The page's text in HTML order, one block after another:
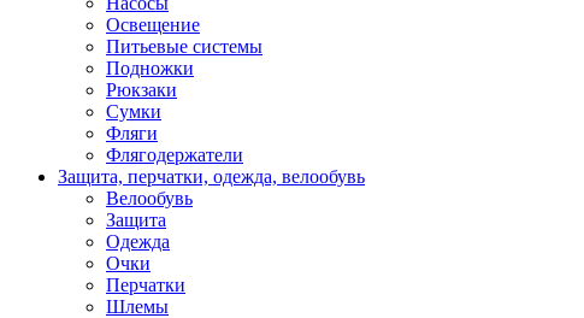
Освещение
Питьевые системы
Подножки
Рюкзаки
Сумки
Фляги
Флягодержатели
Защита, перчатки, одежда, велообувь
Велообувь
Защита
Одежда
Очки
Перчатки
Шлемы